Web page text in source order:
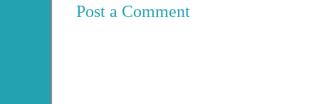
Post a Comment